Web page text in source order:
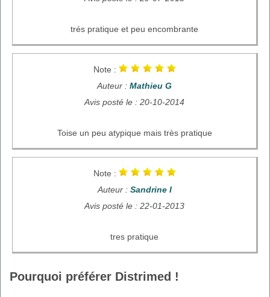
trés pratique et peu encombrante
Note :
Auteur : Mathieu G
Avis posté le : 20-10-2014
Toise un peu atypique mais très pratique
Note :
Auteur : Sandrine I
Avis posté le : 22-01-2013
tres pratique
Pourquoi préférer Distrimed !